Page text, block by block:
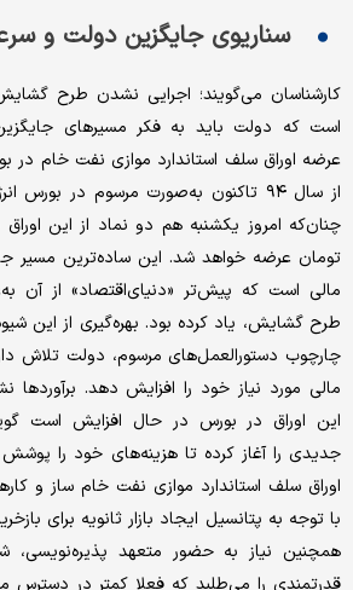
سناریوی جایگزین دولت و
کارشناسان می‌گویند؛ اجرایی نشدن طرح
است که دولت باید به فکر مسیرهای
عرضه اوراق سلف استاندارد موازی نفت خام در
از سال‌ ۹۴ تاکنون به‌صورت مرسوم در
تومان عرضه خواهد شد. این ساده‌ترین مسیر
مالی است که پیش‌تر «دنیای‌اقتصاد» از آن
طرح گشایش، یاد کرده بود. بهره‌گیری از این
چارچوب دستورالعمل‌های مرسوم، دولت تلاش
مالی مورد نیاز خود را افزایش دهد.
این اوراق در بورس در حال افزایش است
جدیدی را آغاز کرده تا هزینه‌های خود را
اوراق سلف استاندارد موازی نفت خام ساز و
با توجه به پتانسیل ایجاد بازار ثانویه برای
همچنین نیاز به حضور متعهد پذیره‌نویسی،
قدرتمندی را می‌طلبد که فعلا کمتر در دسترس